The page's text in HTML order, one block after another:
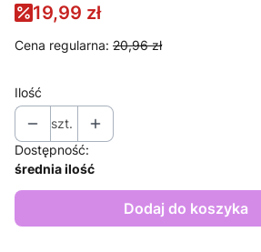
19,99 zł
Cena regularna: 20,96 zł
Ilość
szt.
Dostępność:
średnia ilość
Dodaj do koszyka